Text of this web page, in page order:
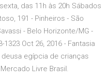
das 11h às 20h Sábados
191 - Pinheiros - São
- Belo Horizonte/MG -
1323 Oct 26, 2016 - Fantasia
egípcia de crianças
Livre Brasil.